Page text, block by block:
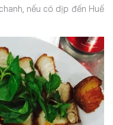
nếu có dịp đến Huế